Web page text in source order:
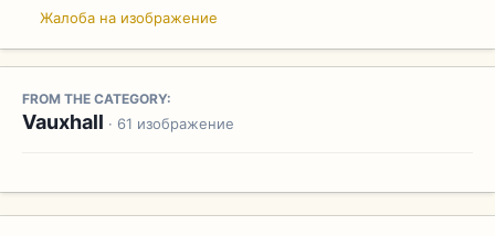
Жалоба на изображение
FROM THE CATEGORY:
Vauxhall · 61 изображение